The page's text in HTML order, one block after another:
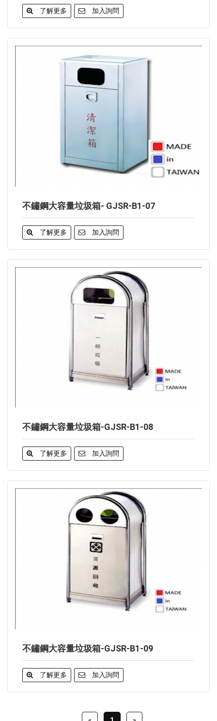
了解更多 加入詢問
不鏽鋼大容量垃圾箱- GJSR-B1-07
了解更多 加入詢問
不鏽鋼大容量垃圾箱-GJSR-B1-08
了解更多 加入詢問
不鏽鋼大容量垃圾箱-GJSR-B1-09
了解更多 加入詢問